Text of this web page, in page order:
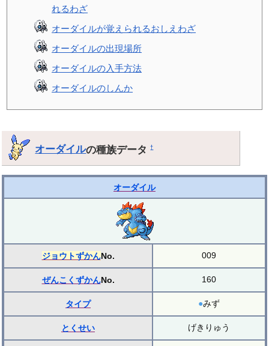
れるわざ
オーダイルが覚えられるおしえわざ
オーダイルの出現場所
オーダイルの入手方法
オーダイルのしんか
オーダイルの種族データ†
オーダイル
ジョウトずかんNo. 009
ぜんこくずかんNo. 160
タイプ ●みず
とくせい げきりゅう